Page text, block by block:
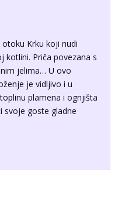
Krku koji nudi
kotlini. Priča povezana s
jelima… U ovo
je vidljivo i u
plamena i ognjišta
svoje goste gladne